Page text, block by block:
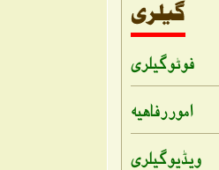
فوٹو گیلری
امور رفاہیہ
ویڈیو گیلری